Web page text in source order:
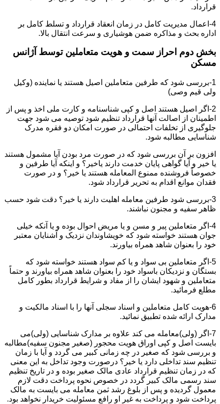
قرارداد.
4-اعمال مدیریت کامل در زمان انعقاد قرارداد و تسلط کامل بر
اداره بحث و مذاکره ضمن هوشیاری و سرعت انتقال بالا.
بخش دوم احراز سمت و هویت متعاملین توسط آژانس
مسکن
1-بررسی شود که طرفین متعاملین اصیل هستند یا نماینده (وکیل
ولی قیم وصی)
2-اگر اصیل هستند اصل و کپی شناسنامه و کارت ملی اخذ و پس از
اطمینان از اصالت آنها قرارداد تنظیم شود توصیه می شود جهت
جلوگیری از تخلفات احتمالی در صورت امکان دو فقره مدرک
شناسایی مطالبه شود.
افزون بر آن بررسی شود که در صورت مرد بودن آیا مشمول هستند
یا خیر و آیا گواهی پایان خدمت دارند یاخیر؟ و اینکه آیا طرفین و
خصوصاً فروشنده ممنوع المعامله هستند یا خیر؟ و در صورت
فقدان موانع اقدام به تحریر قرارداد شود.
3-بررسی شود طرفین معامله اهلیت دارند یا خیر؟ دقت شود حسب
ظاهر سفیه و مجنون نباشند.
4-اگر متعاملین پیر و مسن و یا مریض احوال بوده و یا آنکه خیلی
جوان هستند خواسته شود که خویشاوندان نزدیک و آشنایان معتبر
خود را بعنوان شاهد همراه بیاورند.
5-اگر متعاملین بی سواد و یا کم سواد هستند خواسته شود که
بستگان و نزدیکان باسواد خود را بعنوان شاهد همراه بیاورند و حتماً
متعاملین و شهود ایشان را از مفاد و شرایط قرارداد بطور کامل
مطلع فرمائید.
6-هویت کامل متعاملین و اسناد سجلی آنها را با اسناد مالکیت و
مدارک ارائه شده تطبیق نمائید.
7-اگر (ولی)معامله می کند علاوه بر مدارک شناسایی (ولی)می
بایست اصل و کپی اوراق هویت محجور (صغیر مجنون سفیه)مطالبه
و بررسی شود که صغیر در چه زمانی کبیر می گردد و آیا با زمان
تنظیم سند تداخلی دارد یا خیر؟ درصورت وجود تداخل به این معنی
که در زمان تنظیم قرارداد عادی مالک صغیر بوده و در تاریخ تنظیم
سند رسمی مالک کبیر گردد در خصوص نحوه پرداخت دقت لازم
معمول گردیده و پس از بلوغ رشد ثمن معامله می بایست به مالک
پرداخت شود و پرداخت به غیر او رافع مسئولیت خریدار نخواهد بود.